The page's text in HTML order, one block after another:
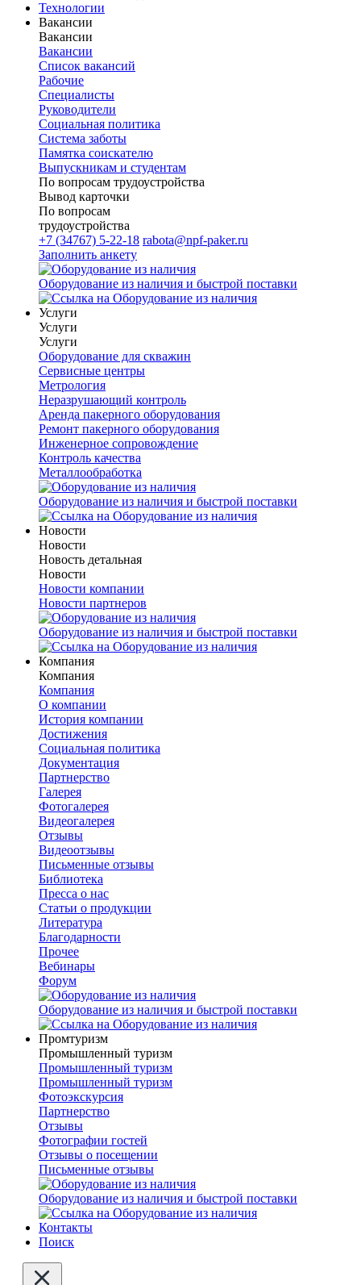
Технологии
Вакансии
Вакансии
Вакансии
Список вакансий
Рабочие
Специалисты
Руководители
Cоциальная политика
Система заботы
Памятка соискателю
Выпускникам и студентам
По вопросам трудоустройства
Вывод карточки
По вопросам
трудоустройства
+7 (34767) 5-22-18 rabota@npf-paker.ru
Заполнить анкету
Оборудование из наличия и быстрой поставки
Услуги
Услуги
Услуги
Оборудование для скважин
Сервисные центры
Метрология
Неразрушающий контроль
Аренда пакерного оборудования
Ремонт пакерного оборудования
Инженерное сопровождение
Контроль качества
Металлообработка
Оборудование из наличия и быстрой поставки
Новости
Новости
Новость детальная
Новости
Новости компании
Новости партнеров
Оборудование из наличия и быстрой поставки
Компания
Компания
Компания
О компании
История компании
Достижения
Социальная политика
Документация
Партнерство
Галерея
Фотогалерея
Видеогалерея
Отзывы
Видеоотзывы
Письменные отзывы
Библиотека
Пресса о нас
Статьи о продукции
Литература
Благодарности
Прочее
Вебинары
Форум
Оборудование из наличия и быстрой поставки
Промтуризм
Промышленный туризм
Промышленный туризм
Промышленный туризм
Фотоэкскурсия
Партнерство
Отзывы
Фотографии гостей
Отзывы о посещении
Письменные отзывы
Оборудование из наличия и быстрой поставки
Контакты
Поиск